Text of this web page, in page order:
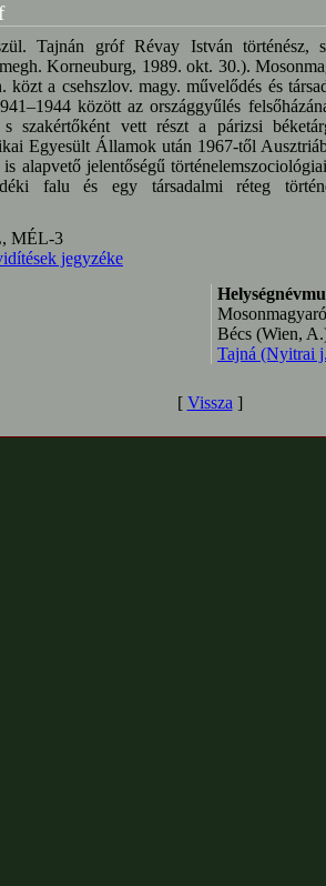
Tajnán gróf Révay István történész,
Korneuburg, 1989. okt. 30.).
közt a csehszlov. magy. művelődés és
között az országgyűlés
szakértőként vett részt a párizsi
Egyesült Államok után 1967-től
alapvető jelentőségű
falu és egy társadalmi réteg
MÉL-3
jegyzéke
Bécs (Wien,
Tajná (Nyitrai
[ Vissza ]